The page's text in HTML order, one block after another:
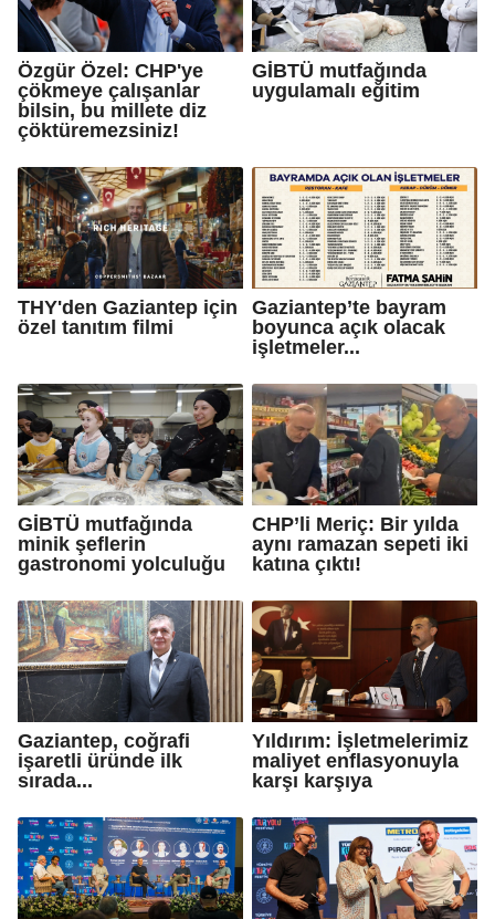
Özgür Özel: CHP'ye
çökmeye çalışanlar
bilsin, bu millete diz
çöktüremezsiniz!
GİBTÜ mutfağında
uygulamalı eğitim
THY'den Gaziantep için
özel tanıtım filmi
Gaziantep’te bayram
boyunca açık olacak
işletmeler...
GİBTÜ mutfağında
minik şeflerin
gastronomi yolculuğu
CHP’li Meriç: Bir yılda
aynı ramazan sepeti iki
katına çıktı!
Gaziantep, coğrafi
işaretli üründe ilk
sırada...
Yıldırım: İşletmelerimiz
maliyet enflasyonuyla
karşı karşıya